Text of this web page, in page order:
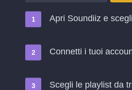
Apri Soundiiz e
Connetti i tuoi
Scegli le playlist da